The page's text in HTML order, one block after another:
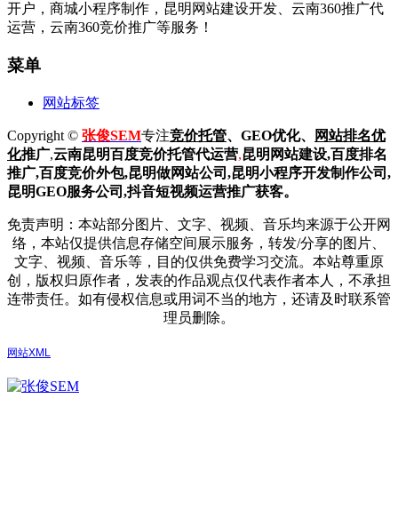
开户，商城小程序制作，昆明网站建设开发、云南360推广代
运营，云南360竞价推广等服务！
菜单
网站标签
Copyright © 张俊SEM专注竞价托管、GEO优化、
网站排名优
化推广,云南昆明百度竞价托管代运营,昆明网站建设,百度排名
推广,百度竞价外包,昆明做网站公司,昆明小程序开发制作公司,
昆明GEO服务公司,抖音短视频运营推广获客。
免责声明：本站部分图片、文字、视频、音乐均来源于公开网
络，本站仅提供信息存储空间展示服务，转发/分享的图片、
文字、视频、音乐等，目的仅供免费学习交流。本站尊重原
创，版权归原作者，发表的作品观点仅代表作者本人，不承担
连带责任。如有侵权信息或用词不当的地方，还请及时联系管
理员删除。
网站XML